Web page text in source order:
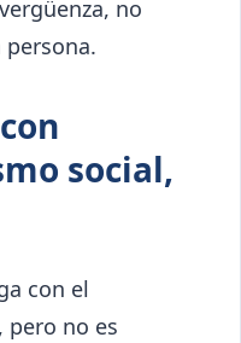
no
persona.
social,
con el
, pero no es